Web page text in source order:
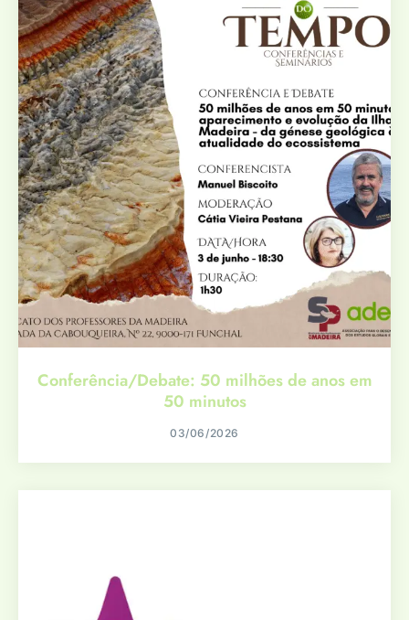
Conferência/Debate: 50 milhões de anos em
50 minutos
03/06/2026